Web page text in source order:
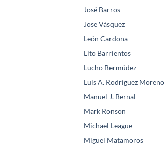
José Barros
Jose Vásquez
León Cardona
Lito Barrientos
Lucho Bermúdez
Luis A. Rodríguez Moreno
Manuel J. Bernal
Mark Ronson
Michael League
Miguel Matamoros